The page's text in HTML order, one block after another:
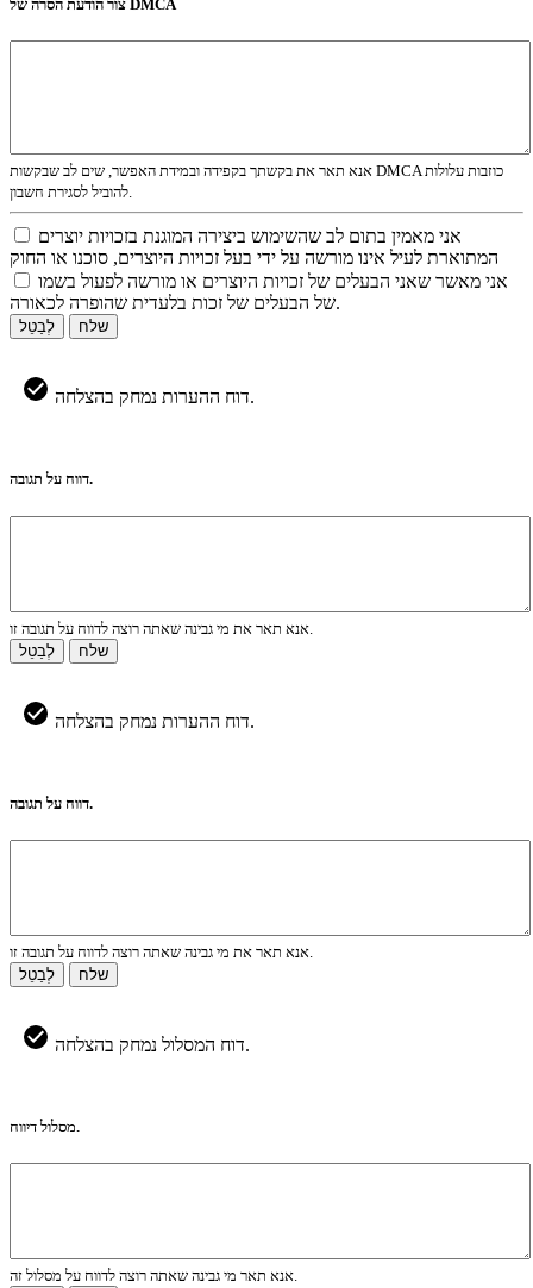
צור הודעת הסרה של DMCA
אנא תאר את בקשתך בקפידה ובמידת האפשר, שים לב שבקשות DMCA כוזבות עלולות
להוביל לסגירת חשבון.
אני מאמין בתום לב שהשימוש ביצירה המוגנת בזכויות יוצרים
המתוארת לעיל אינו מורשה על ידי בעל זכויות היוצרים, סוכנו או החוק
אני מאשר שאני הבעלים של זכויות היוצרים או מורשה לפעול בשמו
של הבעלים של זכות בלעדית שהופרה לכאורה.
לְבַטֵל שלח
דוח ההערות נמחק בהצלחה.
דווח על תגובה.
לְבַטֵל
שלח
דוח ההערות נמחק בהצלחה.
דווח על תגובה.
לְבַטֵל
שלח
דוח המסלול נמחק בהצלחה.
מסלול דיווח.
אנא תאר מי גבינה שאתה רוצה לדווח על מסלול זה.